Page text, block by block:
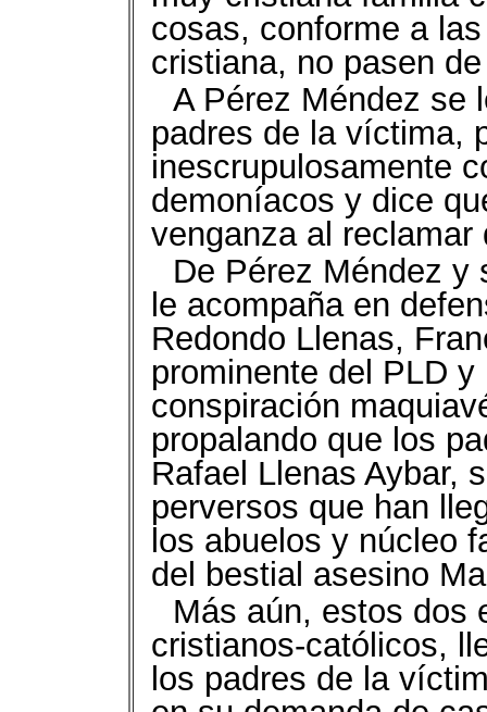
cosas, conforme a
cristiana, no pasen
A Pérez Méndez se
padres de la víctima,
inescrupulosamente
demoníacos y dice
venganza al
De Pérez Méndez y
le acompaña en
Redondo Llenas,
prominente del PLD
conspiración
propalando que los
Rafael Llenas Aybar,
perversos que han
los abuelos y núcleo
del bestial asesino
Más aún, estos dos
cristianos-católicos,
los padres de la